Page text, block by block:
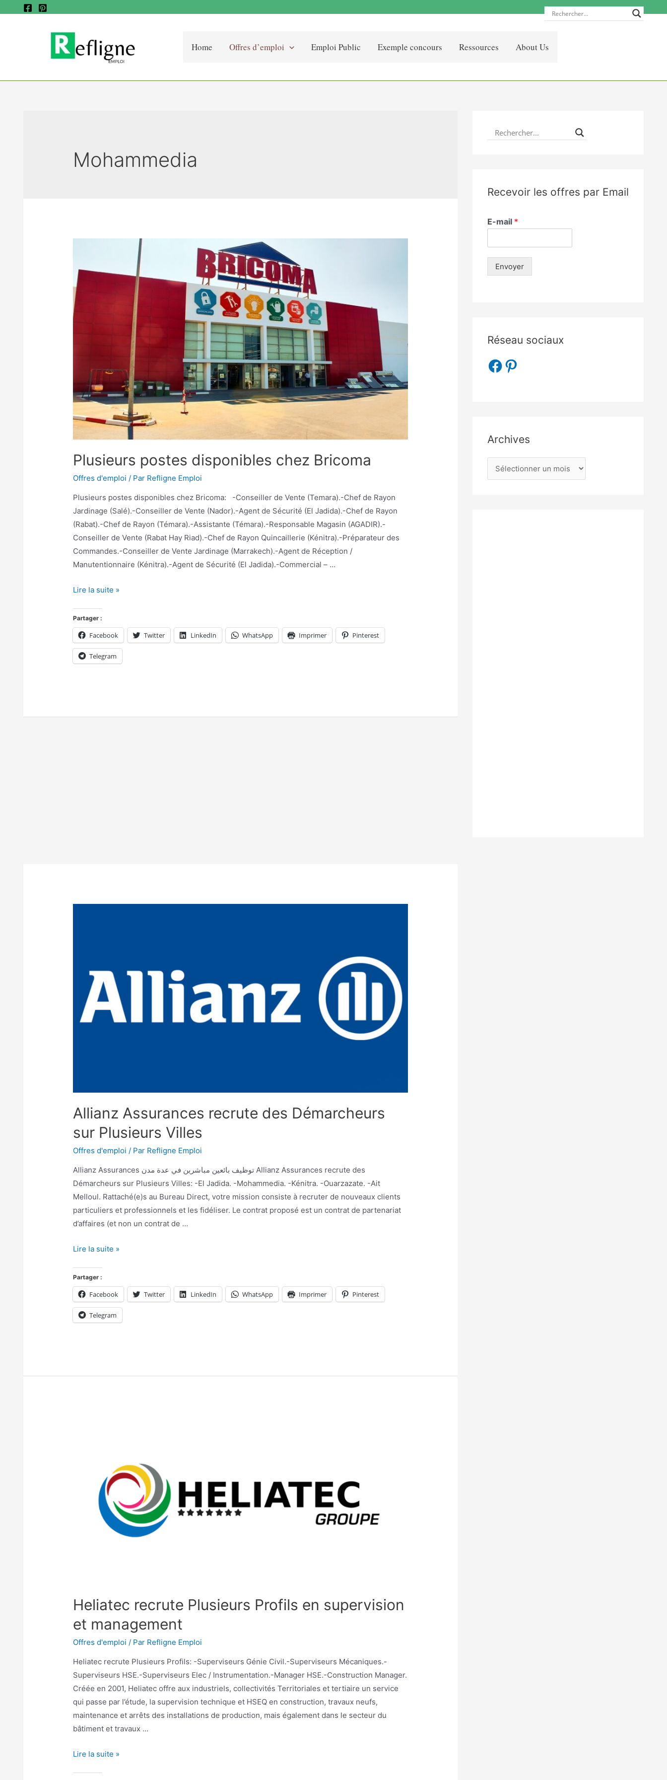
Home Offres d’emploi Emploi Public Exemple concours Ressources About Us
Mohammedia
Plusieurs postes disponibles chez Bricoma
Offres d'emploi / Par Refligne Emploi
Plusieurs postes disponibles chez Bricoma: -Conseiller de Vente (Temara).-Chef de Rayon
Jardinage (Salé).-Conseiller de Vente (Nador).-Agent de Sécurité (El Jadida).-Chef de Rayon
(Rabat).-Chef de Rayon (Témara).-Assistante (Témara).-Responsable Magasin (AGADIR).-
Conseiller de Vente (Rabat Hay Riad).-Chef de Rayon Quincaillerie (Kénitra).-Préparateur des
Commandes.-Conseiller de Vente Jardinage (Marrakech).-Agent de Réception /
Manutentionnaire (Kénitra).-Agent de Sécurité (El Jadida).-Commercial – …
Lire la suite »
Partager :
Facebook Twitter LinkedIn WhatsApp Imprimer Pinterest
Telegram
Allianz Assurances recrute des Démarcheurs
sur Plusieurs Villes
Offres d'emploi / Par Refligne Emploi
Allianz Assurances توظيف بائعين مباشرين في عدة مدن Allianz Assurances recrute des
Démarcheurs sur Plusieurs Villes: -El Jadida. -Mohammedia. -Kénitra. -Ouarzazate. -Ait
Melloul. Rattaché(e)s au Bureau Direct, votre mission consiste à recruter de nouveaux clients
particuliers et professionnels et les fidéliser. Le contrat proposé est un contrat de partenariat
d’affaires (et non un contrat de …
Lire la suite »
Partager :
Facebook Twitter LinkedIn WhatsApp Imprimer Pinterest
Telegram
Heliatec recrute Plusieurs Profils en supervision
et management
Offres d'emploi / Par Refligne Emploi
Heliatec recrute Plusieurs Profils: -Superviseurs Génie Civil.-Superviseurs Mécaniques.-
Superviseurs HSE.-Superviseurs Elec / Instrumentation.-Manager HSE.-Construction Manager.
Créée en 2001, Heliatec offre aux industriels, collectivités Territoriales et tertiaire un service
qui passe par l’étude, la supervision technique et HSEQ en construction, travaux neufs,
maintenance et arrêts des installations de production, mais également dans le secteur du
bâtiment et travaux …
Lire la suite »
Recevoir les offres par Email
E-mail *
Envoyer
Réseau sociaux
Archives